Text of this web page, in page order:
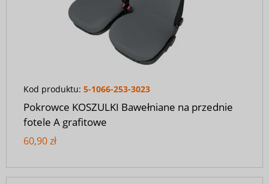
Kod produktu: 5-1066-253-3023
Pokrowce KOSZULKI Bawełniane na przednie
fotele A grafitowe
60,90 zł